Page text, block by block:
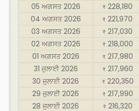
05 ਅਗਸਤ 2026
₹ 228,180
04 ਅਗਸਤ 2026
₹ 221,970
03 ਅਗਸਤ 2026
₹ 217,030
02 ਅਗਸਤ 2026
₹ 218,000
01 ਅਗਸਤ 2026
₹ 217,980
31 ਜੁਲਾਈ 2026
₹ 217,960
30 ਜੁਲਾਈ 2026
₹ 220,350
29 ਜੁਲਾਈ 2026
₹ 217,990
28 ਜੁਲਾਈ 2026
₹ 216,320